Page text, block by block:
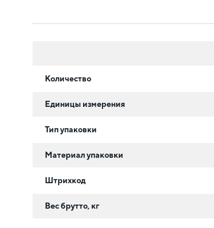
Количество
Единицы измерения
Тип упаковки
Материал упаковки
Штрихкод
Вес брутто, кг